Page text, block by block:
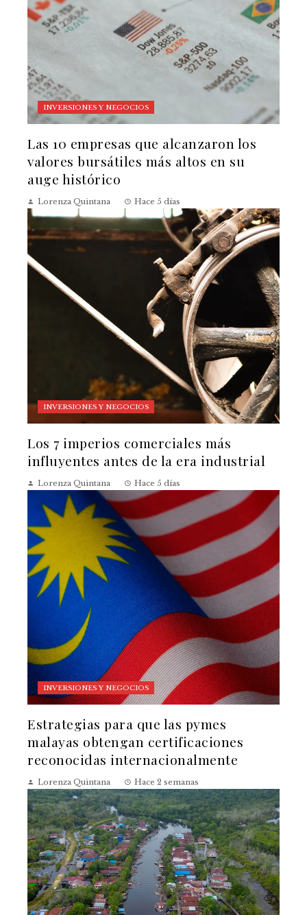
INVERSIONES Y NEGOCIOS
Las 10 empresas que alcanzaron los
valores bursátiles más altos en su
auge histórico
Lorenza Quintana Hace 5 días
INVERSIONES Y NEGOCIOS
Los 7 imperios comerciales más
influyentes antes de la era industrial
Lorenza Quintana Hace 5 días
INVERSIONES Y NEGOCIOS
Estrategias para que las pymes
malayas obtengan certificaciones
reconocidas internacionalmente
Lorenza Quintana Hace 2 semanas